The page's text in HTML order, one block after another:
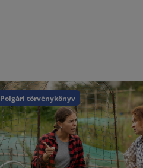
Polgári törvénykönyv